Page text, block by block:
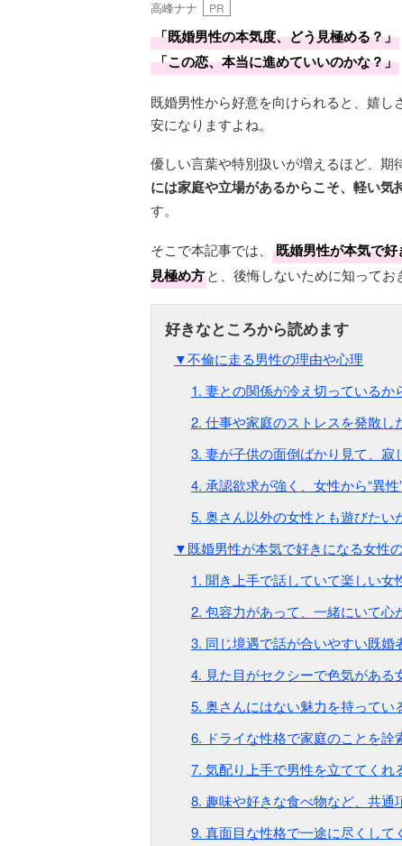
高峰ナナ PR
「既婚男性の本気度、どう見極める？」
「この恋、本当に進めていいのかな？」
既婚男性から好意を向けられると、嬉
安になりますよね。
優しい言葉や特別扱いが増えるほど、期
には家庭や立場があるからこそ、軽い
す。
そこで本記事では、 既婚男性が本気で
見極め方と、後悔しないために知ってお
▼不倫に走る男性の理由や心理
1. 妻との関係が冷え切っているか
2. 仕事や家庭のストレスを発散し
3. 妻が子供の面倒ばかり見て、寂
4. 承認欲求が強く、女性から“異
5. 奥さん以外の女性とも遊びたい
▼既婚男性が本気で好きになる女性
1. 聞き上手で話していて楽しい女
2. 包容力があって、一緒にいて心
3. 同じ境遇で話が合いやすい既婚
4. 見た目がセクシーで色気がある
5. 奥さんにはない魅力を持ってい
6. ドライな性格で家庭のことを
7. 気配り上手で男性を立ててくれ
8. 趣味や好きな食べ物など、共通
9. 真面目な性格で一途に尽くして